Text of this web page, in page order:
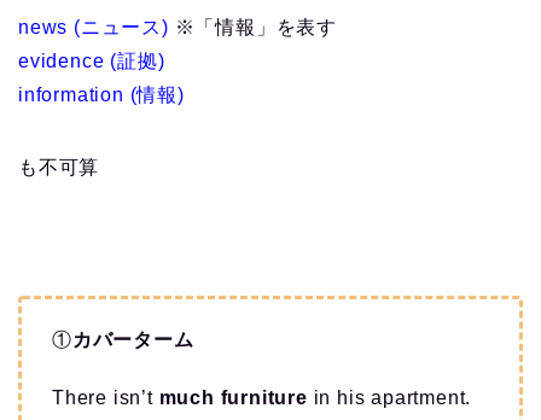
news (ニュース) ※「情報」を表す
evidence (証拠)
information (情報)
も不可算
①カバーターム
There isn’t much furniture in his apartment.